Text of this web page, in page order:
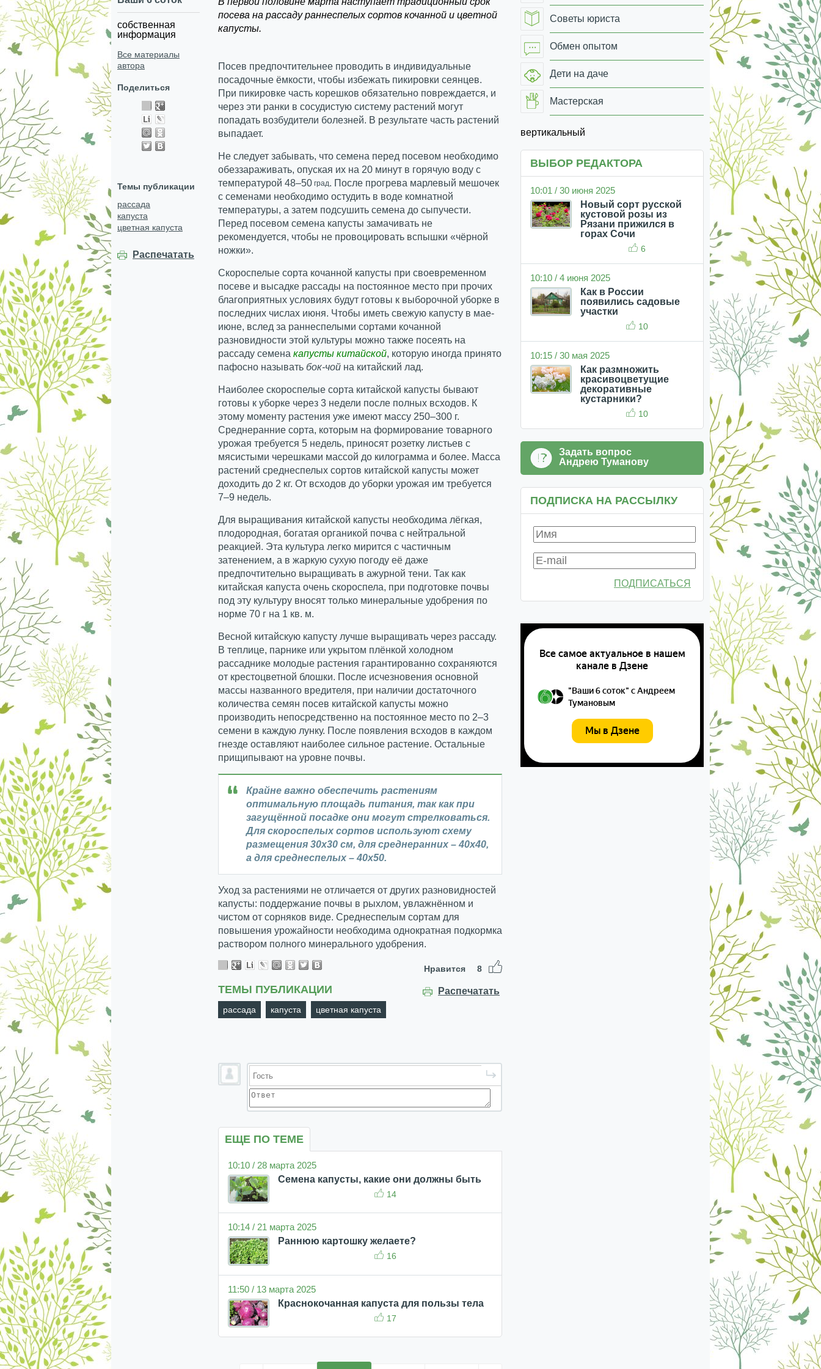
собственная
информация
Все материалы
автора
Поделиться
Темы публикации
рассада
капуста
цветная капуста
Распечатать
посева на рассаду раннеспелых сортов кочанной и цветной
капусты.
Посев предпочтительнее проводить в индивидуальные
посадочные ёмкости, чтобы избежать пикировки сеянцев.
При пикировке часть корешков обязательно повреждается, и
через эти ранки в сосудистую систему растений могут
попадать возбудители болезней. В результате часть растений
выпадает.
Не следует забывать, что семена перед посевом необходимо
обеззараживать, опуская их на 20 минут в горячую воду с
температурой 48–50 град. После прогрева марлевый мешочек
с семенами необходимо остудить в воде комнатной
температуры, а затем подсушить семена до сыпучести.
Перед посевом семена капусты замачивать не
рекомендуется, чтобы не провоцировать вспышки «чёрной
ножки».
Скороспелые сорта кочанной капусты при своевременном
посеве и высадке рассады на постоянное место при прочих
благоприятных условиях будут готовы к выборочной уборке в
последних числах июня. Чтобы иметь свежую капусту в мае-
июне, вслед за раннеспелыми сортами кочанной
разновидности этой культуры можно также посеять на
рассаду семена капусты китайской, которую иногда принято
пафосно называть бок-чой на китайский лад.
Наиболее скороспелые сорта китайской капусты бывают
готовы к уборке через 3 недели после полных всходов. К
этому моменту растения уже имеют массу 250–300 г.
Среднеранние сорта, которым на формирование товарного
урожая требуется 5 недель, приносят розетку листьев с
мясистыми черешками массой до килограмма и более. Масса
растений среднеспелых сортов китайской капусты может
доходить до 2 кг. От всходов до уборки урожая им требуется
7–9 недель.
Для выращивания китайской капусты необходима лёгкая,
плодородная, богатая органикой почва с нейтральной
реакцией. Эта культура легко мирится с частичным
затенением, а в жаркую сухую погоду её даже
предпочтительно выращивать в ажурной тени. Так как
китайская капуста очень скороспела, при подготовке почвы
под эту культуру вносят только минеральные удобрения по
норме 70 г на 1 кв. м.
Весной китайскую капусту лучше выращивать через рассаду.
В теплице, парнике или укрытом плёнкой холодном
рассаднике молодые растения гарантированно сохраняются
от крестоцветной блошки. После исчезновения основной
массы названного вредителя, при наличии достаточного
количества семян посев китайской капусты можно
производить непосредственно на постоянное место по 2–3
семени в каждую лунку. После появления всходов в каждом
гнезде оставляют наиболее сильное растение. Остальные
прищипывают на уровне почвы.
Крайне важно обеспечить растениям
оптимальную площадь питания, так как при
загущённой посадке они могут стрелковаться.
Для скороспелых сортов используют схему
размещения 30х30 см, для среднеранних – 40х40,
а для среднеспелых – 40х50.
Уход за растениями не отличается от других разновидностей
капусты: поддержание почвы в рыхлом, увлажнённом и
чистом от сорняков виде. Среднеспелым сортам для
повышения урожайности необходима однократная подкормка
раствором полного минерального удобрения.
Нравится 8
Распечатать
ТЕМЫ ПУБЛИКАЦИИ
рассада капуста цветная капуста
ЕЩЕ ПО ТЕМЕ
10:10 / 28 марта 2025
Семена капусты, какие они должны быть
14
10:14 / 21 марта 2025
Раннюю картошку желаете?
16
11:50 / 13 марта 2025
Краснокочанная капуста для пользы тела
17
Советы юриста
Обмен опытом
Дети на даче
Мастерская
вертикальный
ВЫБОР РЕДАКТОРА
10:01 / 30 июня 2025
Новый сорт русской
кустовой розы из
Рязани прижился в
горах Сочи
6
10:10 / 4 июня 2025
Как в России
появились садовые
участки
10
10:15 / 30 мая 2025
Как размножить
красивоцветущие
декоративные
кустарники?
10
Задать вопрос
Андрею Туманову
ПОДПИСКА НА РАССЫЛКУ
ПОДПИСАТЬСЯ